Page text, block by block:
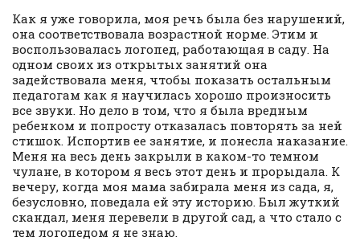
Как я уже говорила, моя речь была без нарушений,
она соответствовала возрастной норме. Этим и
воспользовалась логопед, работающая в саду. На
одном своих из открытых занятий она
задействовала меня, чтобы показать остальным
педагогам как я научилась хорошо произносить
все звуки. Но дело в том, что я была вредным
ребенком и попросту отказалась повторять за ней
стишок. Испортив ее занятие, и понесла наказание.
Меня на весь день закрыли в каком-то темном
чулане, в котором я весь этот день и прорыдала. К
вечеру, когда моя мама забирала меня из сада, я,
безусловно, поведала ей эту историю. Был жуткий
скандал, меня перевели в другой сад, а что стало с
тем логопедом я не знаю.